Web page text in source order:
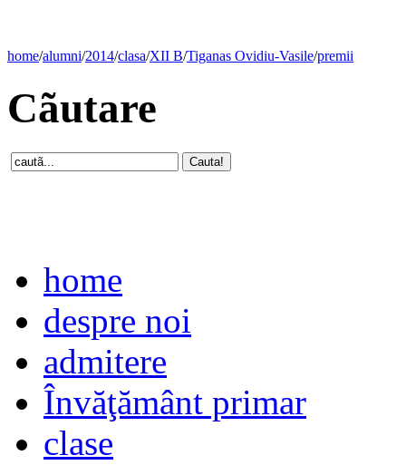
home/alumni/2014/clasa/XII B/Tiganas Ovidiu-Vasile/premii
Cãutare
home
despre noi
admitere
Învăţământ primar
clase